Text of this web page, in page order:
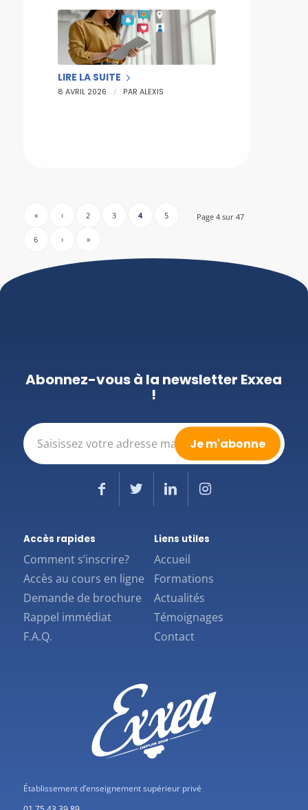
LIRE LA SUITE
8 AVRIL 2026 / PAR ALEXIS
Page 4 sur 47
« ‹ 2 3 4 5
6 › »
Établissement d’enseignement supérieur privé
Abonnez-vous à la newsletter Exxea
!
E-
mail
(Nécessaire)
Accès rapides
Comment s’inscrire?
Accès au cours en ligne
Demande de brochure
Rappel immédiat
F.A.Q.
Liens utiles
Accueil
Formations
Actualités
Témoignages
Contact